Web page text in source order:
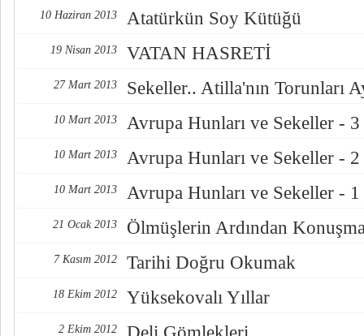
10 Haziran 2013 Atatürkün Soy Kütüğü
19 Nisan 2013 VATAN HASRETİ
27 Mart 2013 Sekeller.. Atilla'nın Torunları
10 Mart 2013 Avrupa Hunları ve Sekeller - 3
10 Mart 2013 Avrupa Hunları ve Sekeller - 2
10 Mart 2013 Avrupa Hunları ve Sekeller - 1
21 Ocak 2013 Ölmüşlerin Ardından
7 Kasım 2012 Tarihi Doğru Okumak
18 Ekim 2012 Yüksekovalı Yıllar
2 Ekim 2012